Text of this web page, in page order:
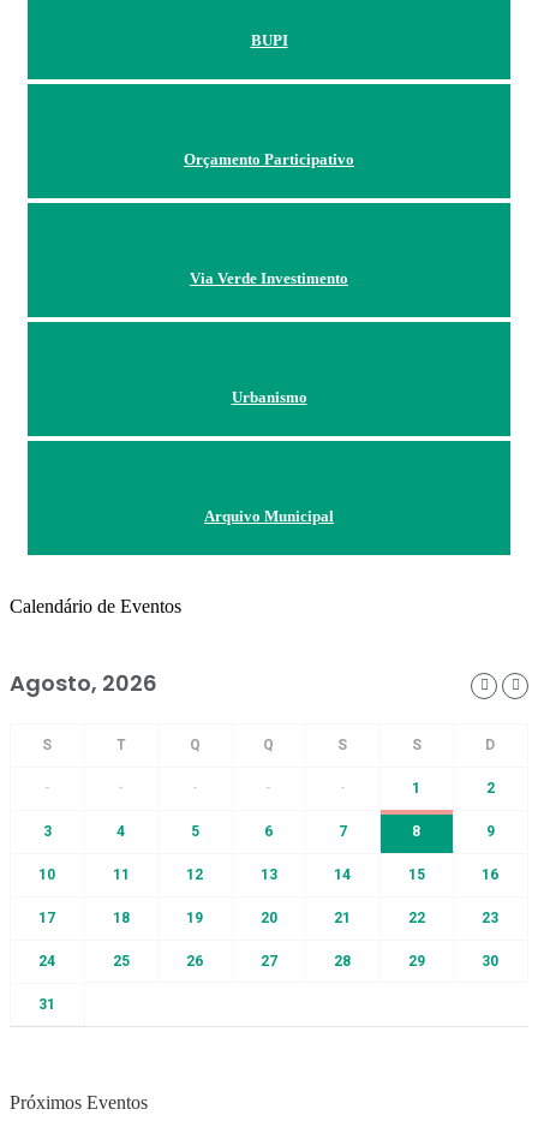
BUPI
Orçamento Participativo
Via Verde Investimento
Urbanismo
Arquivo Municipal
Calendário de Eventos
Agosto, 2026
- - - - - 1 2
3 4 5 6 7 8 9
10 11 12 13 14 15 16
17 18 19 20 21 22 23
24 25 26 27 28 29 30
31
Próximos Eventos